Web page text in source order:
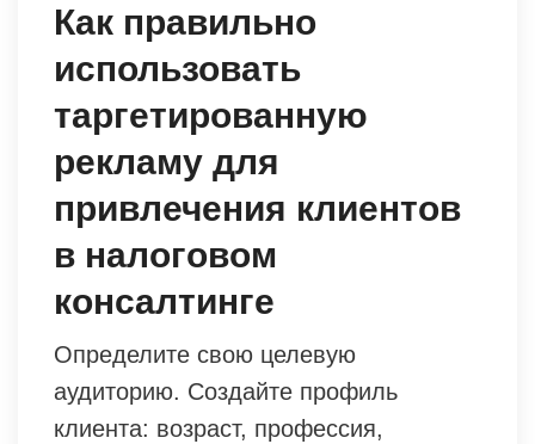
Как правильно
использовать
таргетированную
рекламу для
привлечения клиентов
в налоговом
консалтинге
Определите свою целевую
аудиторию. Создайте профиль
клиента: возраст, профессия,